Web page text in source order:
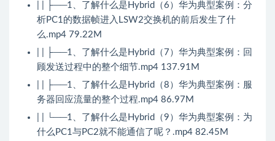
| | ├──1、了解什么是Hybrid（6）华为典型案例：分
析PC1的数据帧进入LSW2交换机的前后发生了什
么.mp4 79.22M
| | ├──1、了解什么是Hybrid（7）华为典型案例：回
顾发送过程中的整个细节.mp4 137.91M
| | ├──1、了解什么是Hybrid（8）华为典型案例：服
务器回应流量的整个过程.mp4 86.97M
| | └──1、了解什么是Hybrid（9）华为典型案例：为
什么PC1与PC2就不能通信了呢？.mp4 82.45M